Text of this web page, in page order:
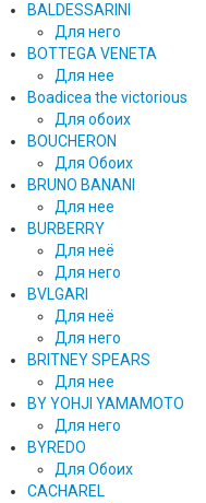
BALDESSARINI
Для него
BOTTEGA VENETA
Для нее
Boadicea the victorious
Для обоих
BOUCHERON
Для Обоих
BRUNO BANANI
Для нее
BURBERRY
Для неё
Для него
BVLGARI
Для неё
Для него
BRITNEY SPEARS
Для нее
BY YOHJI YAMAMOTO
Для него
BYREDO
Для Обоих
CACHAREL